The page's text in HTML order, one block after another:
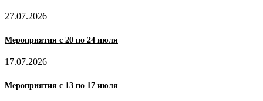
27.07.2026
Мероприятия с 20 по 24 июля
17.07.2026
Мероприятия с 13 по 17 июля